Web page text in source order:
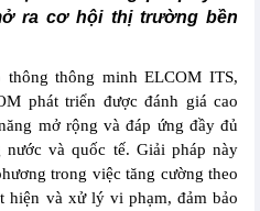
ra cơ hội thị trường bền
thông minh ELCOM ITS,
phát triển được đánh giá cao
mở rộng và đáp ứng đầy đủ
và quốc tế. Giải pháp này
trong việc tăng cường theo
hiện và xử lý vi phạm, đảm bảo